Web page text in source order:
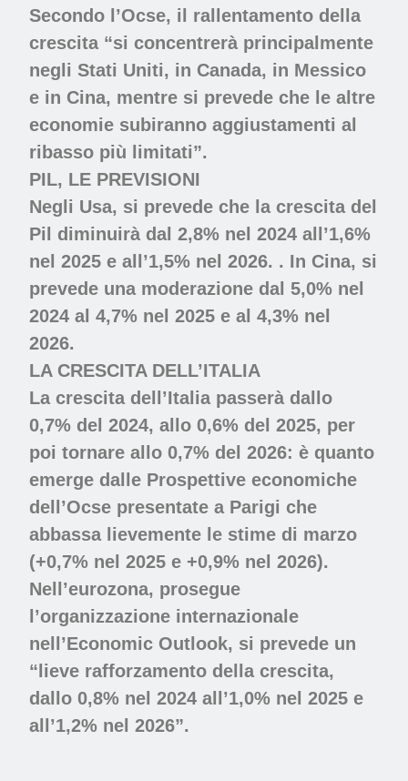
Secondo l’Ocse, il rallentamento della
crescita “si concentrerà principalmente
negli Stati Uniti, in Canada, in Messico
e in Cina, mentre si prevede che le altre
economie subiranno aggiustamenti al
ribasso più limitati”.
PIL, LE PREVISIONI
Negli Usa, si prevede che la crescita del
Pil diminuirà dal 2,8% nel 2024 all’1,6%
nel 2025 e all’1,5% nel 2026. . In Cina, si
prevede una moderazione dal 5,0% nel
2024 al 4,7% nel 2025 e al 4,3% nel
2026.
LA CRESCITA DELL’ITALIA
La crescita dell’Italia passerà dallo
0,7% del 2024, allo 0,6% del 2025, per
poi tornare allo 0,7% del 2026: è quanto
emerge dalle Prospettive economiche
dell’Ocse presentate a Parigi che
abbassa lievemente le stime di marzo
(+0,7% nel 2025 e +0,9% nel 2026).
Nell’eurozona, prosegue
l’organizzazione internazionale
nell’Economic Outlook, si prevede un
“lieve rafforzamento della crescita,
dallo 0,8% nel 2024 all’1,0% nel 2025 e
all’1,2% nel 2026”.